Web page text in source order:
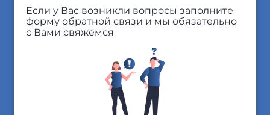
Если у Вас возникли вопросы заполните
форму обратной связи и мы обязательно
с Вами свяжемся